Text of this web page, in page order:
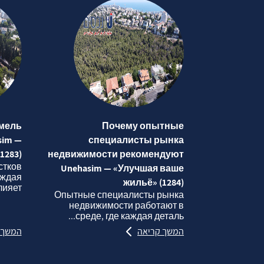
Почему опытные
специалисты рынка
недвижимости рекомендуют
Unehasim — «Улучшая ваше
жильё» (1284)
Опытные специалисты рынка
недвижимости работают в
среде, где каждая деталь...
המשך קריאה
—